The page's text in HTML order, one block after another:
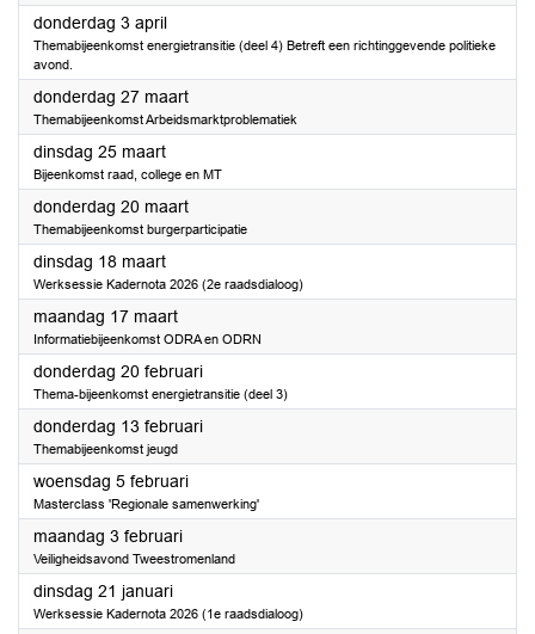
donderdag 3 april2025
Themabijeenkomst energietransitie (deel 4) Betreft een richtinggevende politieke
avond.
donderdag 27 maart2025
Themabijeenkomst Arbeidsmarktproblematiek
dinsdag 25 maart2025
Bijeenkomst raad, college en MT
donderdag 20 maart2025
Themabijeenkomst burgerparticipatie
dinsdag 18 maart2025
Werksessie Kadernota 2026 (2e raadsdialoog)
maandag 17 maart2025
Informatiebijeenkomst ODRA en ODRN
donderdag 20 februari2025
Thema-bijeenkomst energietransitie (deel 3)
donderdag 13 februari2025
Themabijeenkomst jeugd
woensdag 5 februari2025
Masterclass 'Regionale samenwerking'
maandag 3 februari2025
Veiligheidsavond Tweestromenland
dinsdag 21 januari2025
Werksessie Kadernota 2026 (1e raadsdialoog)